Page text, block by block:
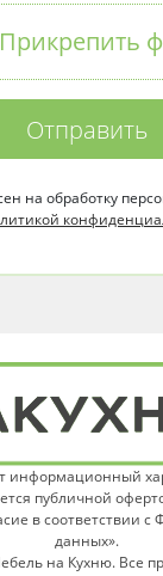
Прикрепить
Отправить
на обработку
информационный
публичной
в соответствии с
данных».
на Кухню. Все